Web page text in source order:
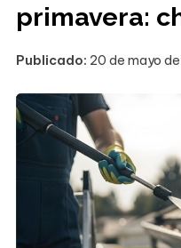
primavera:
Publicado: 20 de mayo